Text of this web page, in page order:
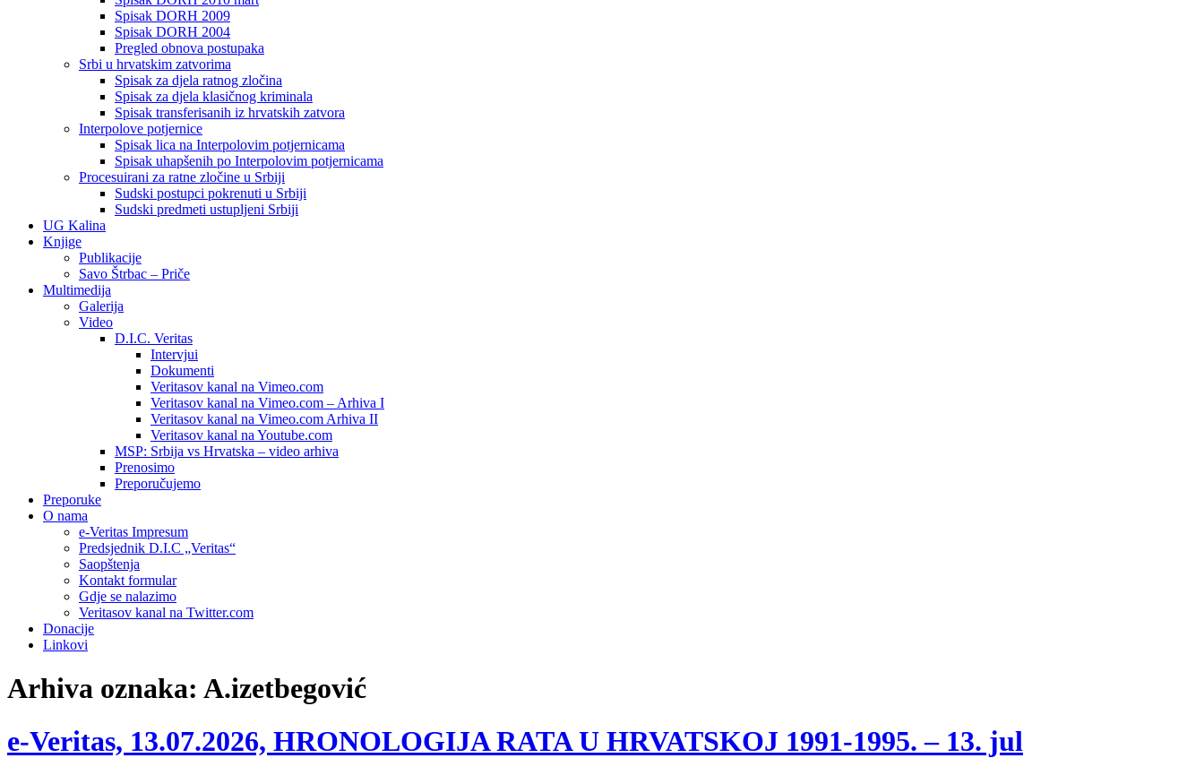
Spisak DORH 2009
Spisak DORH 2004
Pregled obnova postupaka
Srbi u hrvatskim zatvorima
Spisak za djela ratnog zločina
Spisak za djela klasičnog kriminala
Spisak transferisanih iz hrvatskih zatvora
Interpolove potjernice
Spisak lica na Interpolovim potjernicama
Spisak uhapšenih po Interpolovim potjernicama
Procesuirani za ratne zločine u Srbiji
Sudski postupci pokrenuti u Srbiji
Sudski predmeti ustupljeni Srbiji
UG Kalina
Knjige
Publikacije
Savo Štrbac – Priče
Multimedija
Galerija
Video
D.I.C. Veritas
Intervjui
Dokumenti
Veritasov kanal na Vimeo.com
Veritasov kanal na Vimeo.com – Arhiva I
Veritasov kanal na Vimeo.com Arhiva II
Veritasov kanal na Youtube.com
MSP: Srbija vs Hrvatska – video arhiva
Prenosimo
Preporučujemo
Preporuke
O nama
e-Veritas Impresum
Predsjednik D.I.C „Veritas“
Saopštenja
Kontakt formular
Gdje se nalazimo
Veritasov kanal na Twitter.com
Donacije
Linkovi
Arhiva oznaka: A.izetbegović
e-Veritas, 13.07.2026, HRONOLOGIJA RATA U HRVATSKOJ 1991-1995. – 13. jul